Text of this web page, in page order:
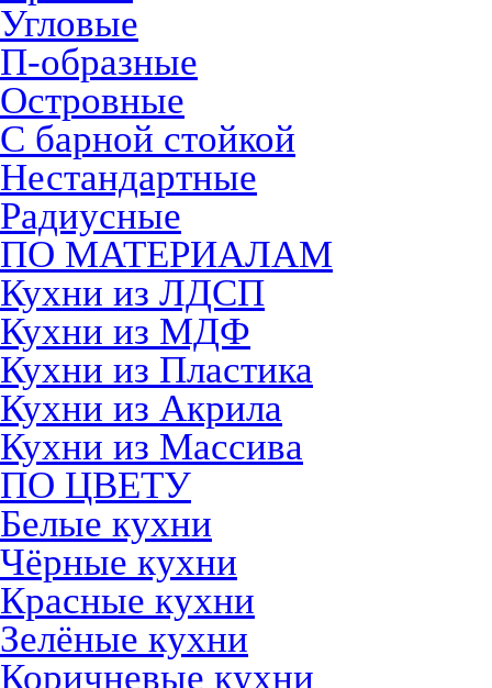
Угловые
П-образные
Островные
С барной стойкой
Нестандартные
Радиусные
ПО МАТЕРИАЛАМ
Кухни из ЛДСП
Кухни из МДФ
Кухни из Пластика
Кухни из Акрила
Кухни из Массива
ПО ЦВЕТУ
Белые кухни
Чёрные кухни
Красные кухни
Зелёные кухни
Коричневые кухни